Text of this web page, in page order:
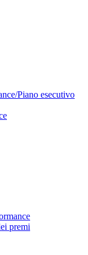
Piano esecutivo
premi